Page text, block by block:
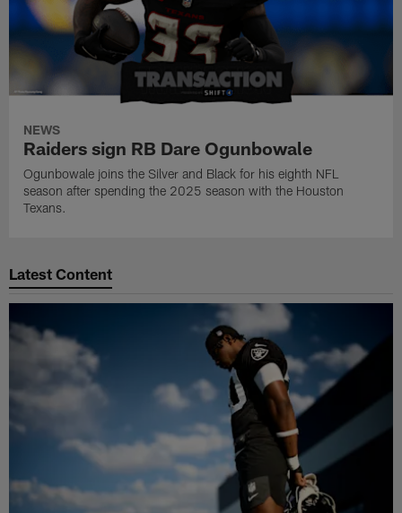
NEWS
Raiders sign RB Dare Ogunbowale
Ogunbowale joins the Silver and Black for his eighth NFL
season after spending the 2025 season with the Houston
Texans.
Latest Content